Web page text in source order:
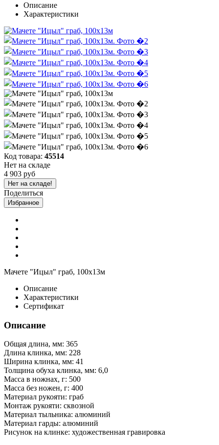
Описание
Характеристики
Код товара: 45514
Нет на складе
4 903 руб
Нет на складе!
Поделиться
Избранное
Мачете "Ицыл" граб, 100х13м
Описание
Характеристики
Сертификат
Описание
Общая длина, мм: 365
Длина клинка, мм: 228
Ширина клинка, мм: 41
Толщина обуха клинка, мм: 6,0
Масса в ножнах, г: 500
Масса без ножен, г: 400
Материал рукояти: граб
Монтаж рукояти: сквозной
Материал тыльника: алюминий
Материал гарды: алюминий
Рисунок на клинке: художественная гравировка